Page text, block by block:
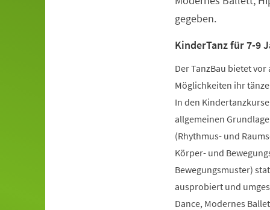
gegeben.
KinderTanz für 7-9
Der TanzBau bietet
Möglichkeiten ihr
In den
allgemeinen
(Rhythmus- und
Körper- und
Bewegungsmuster)
ausprobiert und
Dance, Modernes